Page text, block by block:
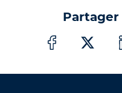
Partager